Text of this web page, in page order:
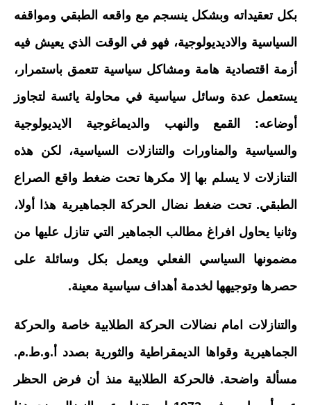
بكل تعقيداته وبشكل ينسجم مع واقعه الطبقي ومواقفه
السياسية والاديديولوجية، فهو في الوقت الذي يعيش فيه
أزمة اقتصادية هامة ومشاكل سياسية تتعمق باستمرار،
يستعمل عدة وسائل سياسية في محاولة يائسة لتجاوز
أوضاعه: القمع والنهب والديماغوجية الايديولوجية
والسياسية والمناورات والتنازلات السياسية، لكن هذه
التنازلات لا يسلم بها إلا مكرها تحت ضغط واقع الصراع
الطبقي. تحت ضغط نضال الحركة الجماهيرية هذا أولا،
وثانيا يحاول افراغ مطالب الجماهير التي تنازل عليها من
مضمونها السياسي الفعلي ويعمل بكل وسائلة على
حصرها وتوجيهها لخدمة أهداف سياسية معينة.
والتنازلات امام نضالات الحركة الطلابية خاصة والحركة
الجماهيرية وقواها الديمقراطية والثورية بصدد أ.و.ط.م.
مسألة واضحة. فالحركة الطلابية منذ أن فرض الحظر